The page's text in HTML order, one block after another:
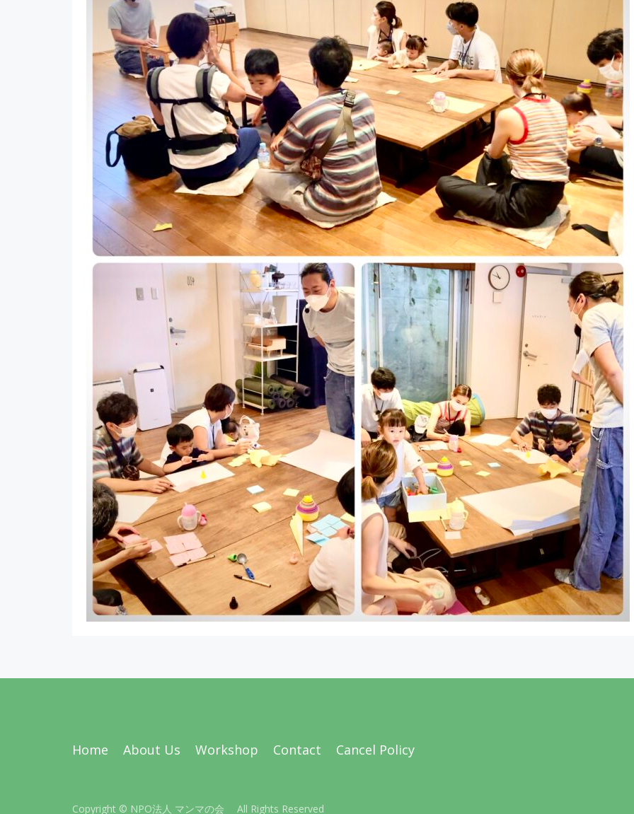
Home About Us Workshop Contact Cancel Policy
Copyright © NPO法人 マンマの会 All Rights Reserved